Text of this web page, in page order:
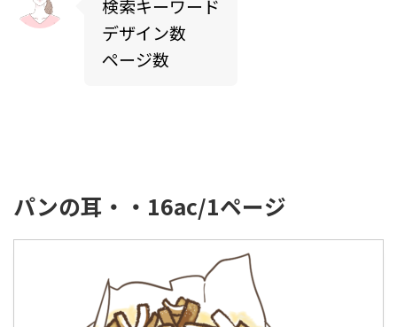
検索キーワード
デザイン数
ページ数
パンの耳・・16ac/1ページ